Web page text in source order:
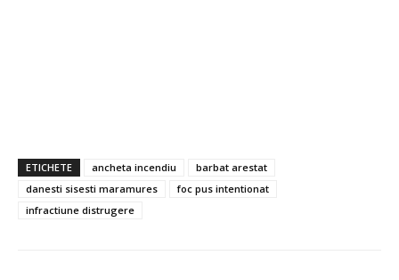
ETICHETE ancheta incendiu
barbat arestat
danesti sisesti maramures
foc pus intentionat
infractiune distrugere